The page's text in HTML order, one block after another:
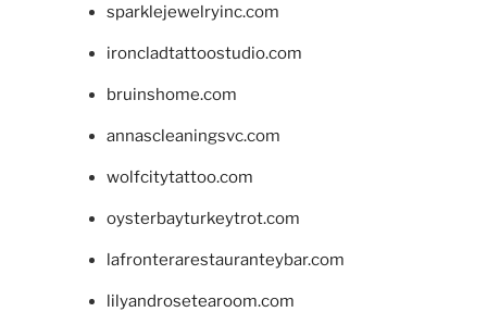
sparklejewelryinc.com
ironcladtattoostudio.com
bruinshome.com
annascleaningsvc.com
wolfcitytattoo.com
oysterbayturkeytrot.com
lafronterarestauranteybar.com
lilyandrosetearoom.com